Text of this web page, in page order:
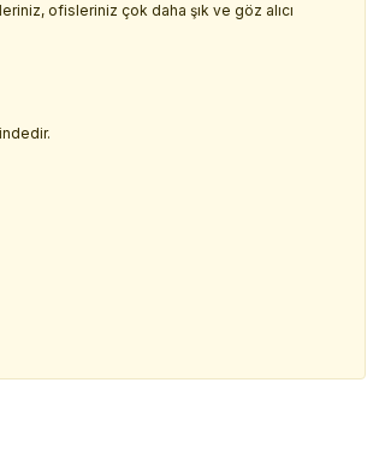
ofisleriniz çok daha şık ve göz alıcı